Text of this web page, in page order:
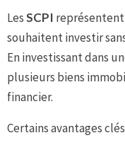
LesSCPI
souhaitent investir
En investissant dans
plusieurs biens
financier.
Certains avantages